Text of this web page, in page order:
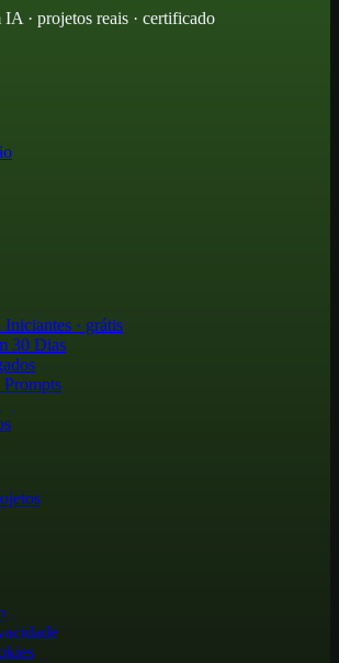
· projetos reais · certificado
· grátis
30 Dias
Prompts